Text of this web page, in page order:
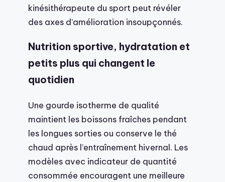
kinésithérapeute du sport peut révéler
des axes d’amélioration insoupçonnés.
Nutrition sportive, hydratation et
petits plus qui changent le
quotidien
Une gourde isotherme de qualité
maintient les boissons fraîches pendant
les longues sorties ou conserve le thé
chaud après l’entraînement hivernal. Les
modèles avec indicateur de quantité
consommée encouragent une meilleure